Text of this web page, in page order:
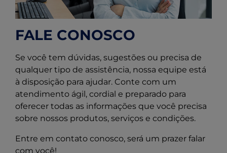
FALE CONOSCO
Se você tem dúvidas, sugestões ou precisa de
qualquer tipo de assistência, nossa equipe está
à disposição para ajudar. Conte com um
atendimento ágil, cordial e preparado para
oferecer todas as informações que você precisa
sobre nossos produtos, serviços e condições.
Entre em contato conosco, será um prazer falar
com você!